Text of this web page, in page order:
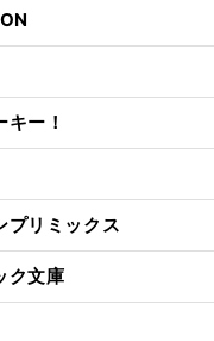
ー！
プリミックス
ク文庫